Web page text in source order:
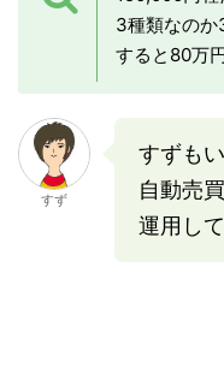
3種類なのか
すると80万
すず
すずもい
自動売
運用し